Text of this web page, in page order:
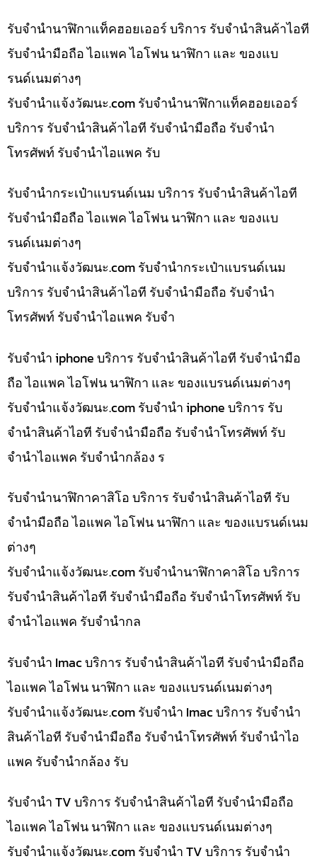
รับจำนำนาฬิกาแท็คฮอยเออร์ บริการ รับจำนำสินค้าไอที
รับจำนำมือถือ ไอแพค ไอโฟน นาฬิกา และ ของแบ
รนด์เนมต่างๆ
รับจํานําแจ้งวัฒนะ.com รับจำนำนาฬิกาแท็คฮอยเออร์
บริการ รับจำนำสินค้าไอที รับจำนำมือถือ รับจำนำ
โทรศัพท์ รับจำนำไอแพค รับ
รับจำนำกระเป๋าแบรนด์เนม บริการ รับจำนำสินค้าไอที
รับจำนำมือถือ ไอแพค ไอโฟน นาฬิกา และ ของแบ
รนด์เนมต่างๆ
รับจํานําแจ้งวัฒนะ.com รับจำนำกระเป๋าแบรนด์เนม
บริการ รับจำนำสินค้าไอที รับจำนำมือถือ รับจำนำ
โทรศัพท์ รับจำนำไอแพค รับจำ
รับจำนำ iphone บริการ รับจำนำสินค้าไอที รับจำนำมือ
ถือ ไอแพค ไอโฟน นาฬิกา และ ของแบรนด์เนมต่างๆ
รับจํานําแจ้งวัฒนะ.com รับจำนำ iphone บริการ รับ
จำนำสินค้าไอที รับจำนำมือถือ รับจำนำโทรศัพท์ รับ
จำนำไอแพค รับจำนำกล้อง ร
รับจำนำนาฬิกาคาสิโอ บริการ รับจำนำสินค้าไอที รับ
จำนำมือถือ ไอแพค ไอโฟน นาฬิกา และ ของแบรนด์เนม
ต่างๆ
รับจํานําแจ้งวัฒนะ.com รับจำนำนาฬิกาคาสิโอ บริการ
รับจำนำสินค้าไอที รับจำนำมือถือ รับจำนำโทรศัพท์ รับ
จำนำไอแพค รับจำนำกล
รับจำนำ Imac บริการ รับจำนำสินค้าไอที รับจำนำมือถือ
ไอแพค ไอโฟน นาฬิกา และ ของแบรนด์เนมต่างๆ
รับจํานําแจ้งวัฒนะ.com รับจำนำ Imac บริการ รับจำนำ
สินค้าไอที รับจำนำมือถือ รับจำนำโทรศัพท์ รับจำนำไอ
แพค รับจำนำกล้อง รับ
รับจำนำ TV บริการ รับจำนำสินค้าไอที รับจำนำมือถือ
ไอแพค ไอโฟน นาฬิกา และ ของแบรนด์เนมต่างๆ
รับจํานําแจ้งวัฒนะ.com รับจำนำ TV บริการ รับจำนำ